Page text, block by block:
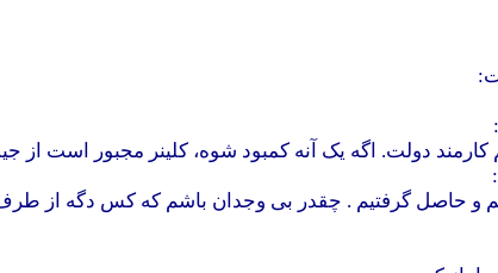
دولت. اگه یک آنه کمبود شوه، کلینر مجبور است از
و حاصل گرفتیم . چقدر بی وجدان باشم که کس دگه از